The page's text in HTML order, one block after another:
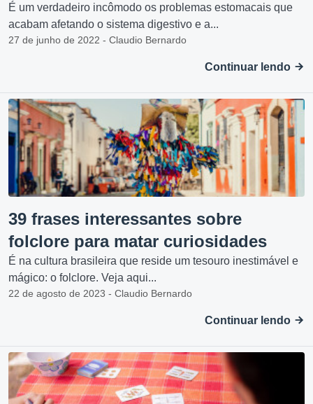
É um verdadeiro incômodo os problemas estomacais que
acabam afetando o sistema digestivo e a...
27 de junho de 2022 - Claudio Bernardo
Continuar lendo
39 frases interessantes sobre
folclore para matar curiosidades
É na cultura brasileira que reside um tesouro inestimável e
mágico: o folclore. Veja aqui...
22 de agosto de 2023 - Claudio Bernardo
Continuar lendo